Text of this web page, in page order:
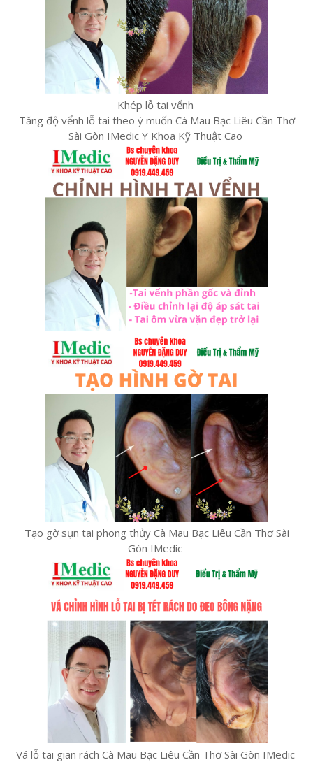
Khép lỗ tai vểnh
Tăng độ vểnh lỗ tai theo ý muốn Cà Mau Bạc Liêu Cần Thơ
Sài Gòn IMedic Y Khoa Kỹ Thuật Cao
Tạo gờ sụn tai phong thủy Cà Mau Bạc Liêu Cần Thơ Sài
Gòn IMedic
Vá lỗ tai giãn rách Cà Mau Bạc Liêu Cần Thơ Sài Gòn IMedic